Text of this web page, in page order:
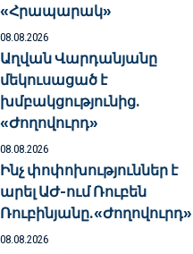
«Հրապարակ»
08.08.2026
Աղվան Վարդանյանը
մեկուսացած է
խմբակցությունից.
«Ժողովուրդ»
08.08.2026
Ինչ փոփոխություններ է
արել ԱԺ-ում Ռուբեն
Ռուբինյանը.«Ժողովուրդ»
08.08.2026